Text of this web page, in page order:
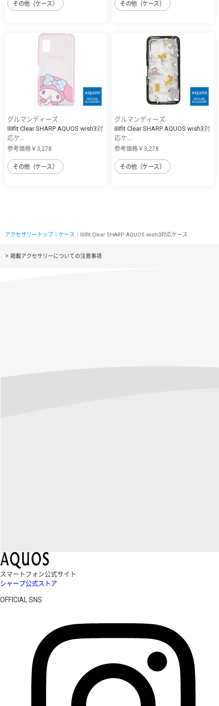
その他（ケース） その他（ケース）
グルマンディーズ
IIIIfit Clear SHARP AQUOS wish3対
応ケ...
参考価格￥3,278
その他（ケース）
グルマンディーズ
IIIIfit Clear SHARP AQUOS wish3対
応ケ...
参考価格￥3,278
その他（ケース）
アクセサリートップ ケース ｜IIIIfit Clear SHARP AQUOS wish3対応ケース
掲載アクセサリーについての注意事項
スマートフォン公式サイト
シャープ公式ストア
OFFICIAL SNS